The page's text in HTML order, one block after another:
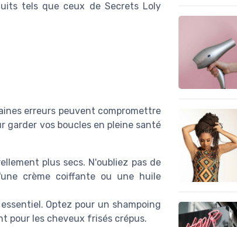
tels que ceux de Secrets Loly
erreurs peuvent compromettre
garder vos boucles en pleine santé
plus secs. N'oubliez pas de
crème coiffante ou une huile
Optez pour un shampoing
pour les cheveux frisés crépus.